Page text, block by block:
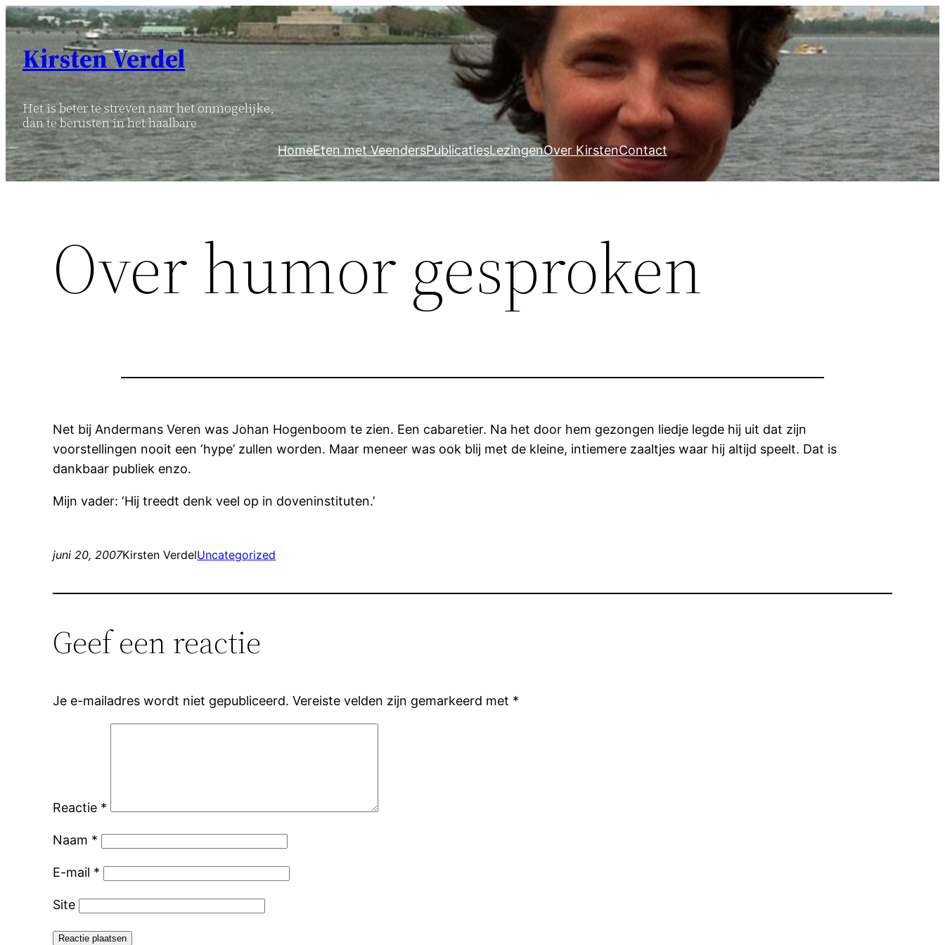
Ga
naar
inhoud
Kirsten Verdel
Het is beter te streven naar het onmogelijke,
dan te berusten in het haalbare
HomeEten met VeendersPublicatiesLezingenOver KirstenContact
Over humor gesproken
Net bij Andermans Veren was Johan Hogenboom te zien. Een cabaretier. Na het door hem gezongen liedje legde hij uit dat zijn
voorstellingen nooit een ‘hype’ zullen worden. Maar meneer was ook blij met de kleine, intiemere zaaltjes waar hij altijd speelt. Dat is
dankbaar publiek enzo.
Mijn vader: ‘Hij treedt denk veel op in doveninstituten.’
juni 20, 2007Kirsten VerdelUncategorized
Geef een reactie
Je e-mailadres wordt niet gepubliceerd. Vereiste velden zijn gemarkeerd met *
Reactie *
Naam *
E-mail *
Site